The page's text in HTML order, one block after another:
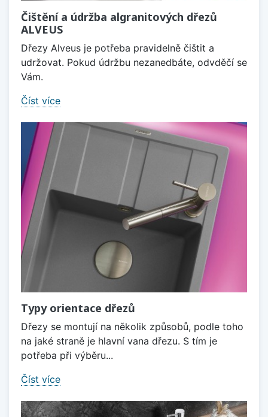
Čištění a údržba algranitových dřezů
ALVEUS
Dřezy Alveus je potřeba pravidelně čištit a
udržovat. Pokud údržbu nezanedbáte, odvděčí se
Vám.
Číst více
Typy orientace dřezů
Dřezy se montují na několik způsobů, podle toho
na jaké straně je hlavní vana dřezu. S tím je
potřeba při výběru...
Číst více